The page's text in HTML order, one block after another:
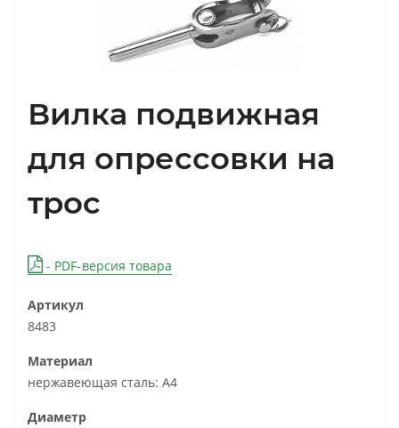
Вилка подвижная
для опрессовки на
трос
- PDF-версия товара
Артикул
8483
Материал
нержавеющая сталь: А4
Диаметр